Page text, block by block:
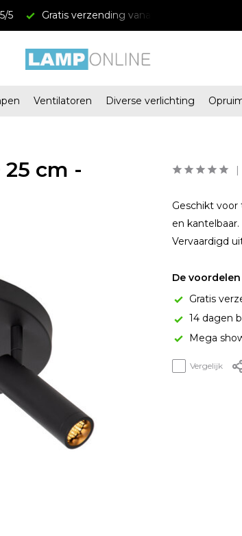
5 Gratis verzending vanaf € 34,95
Ventilatoren Diverse verlichting
cm -
Geschikt voor
en
Vervaardigd
De
Gratis
14 dagen
Mega
Vergelijk